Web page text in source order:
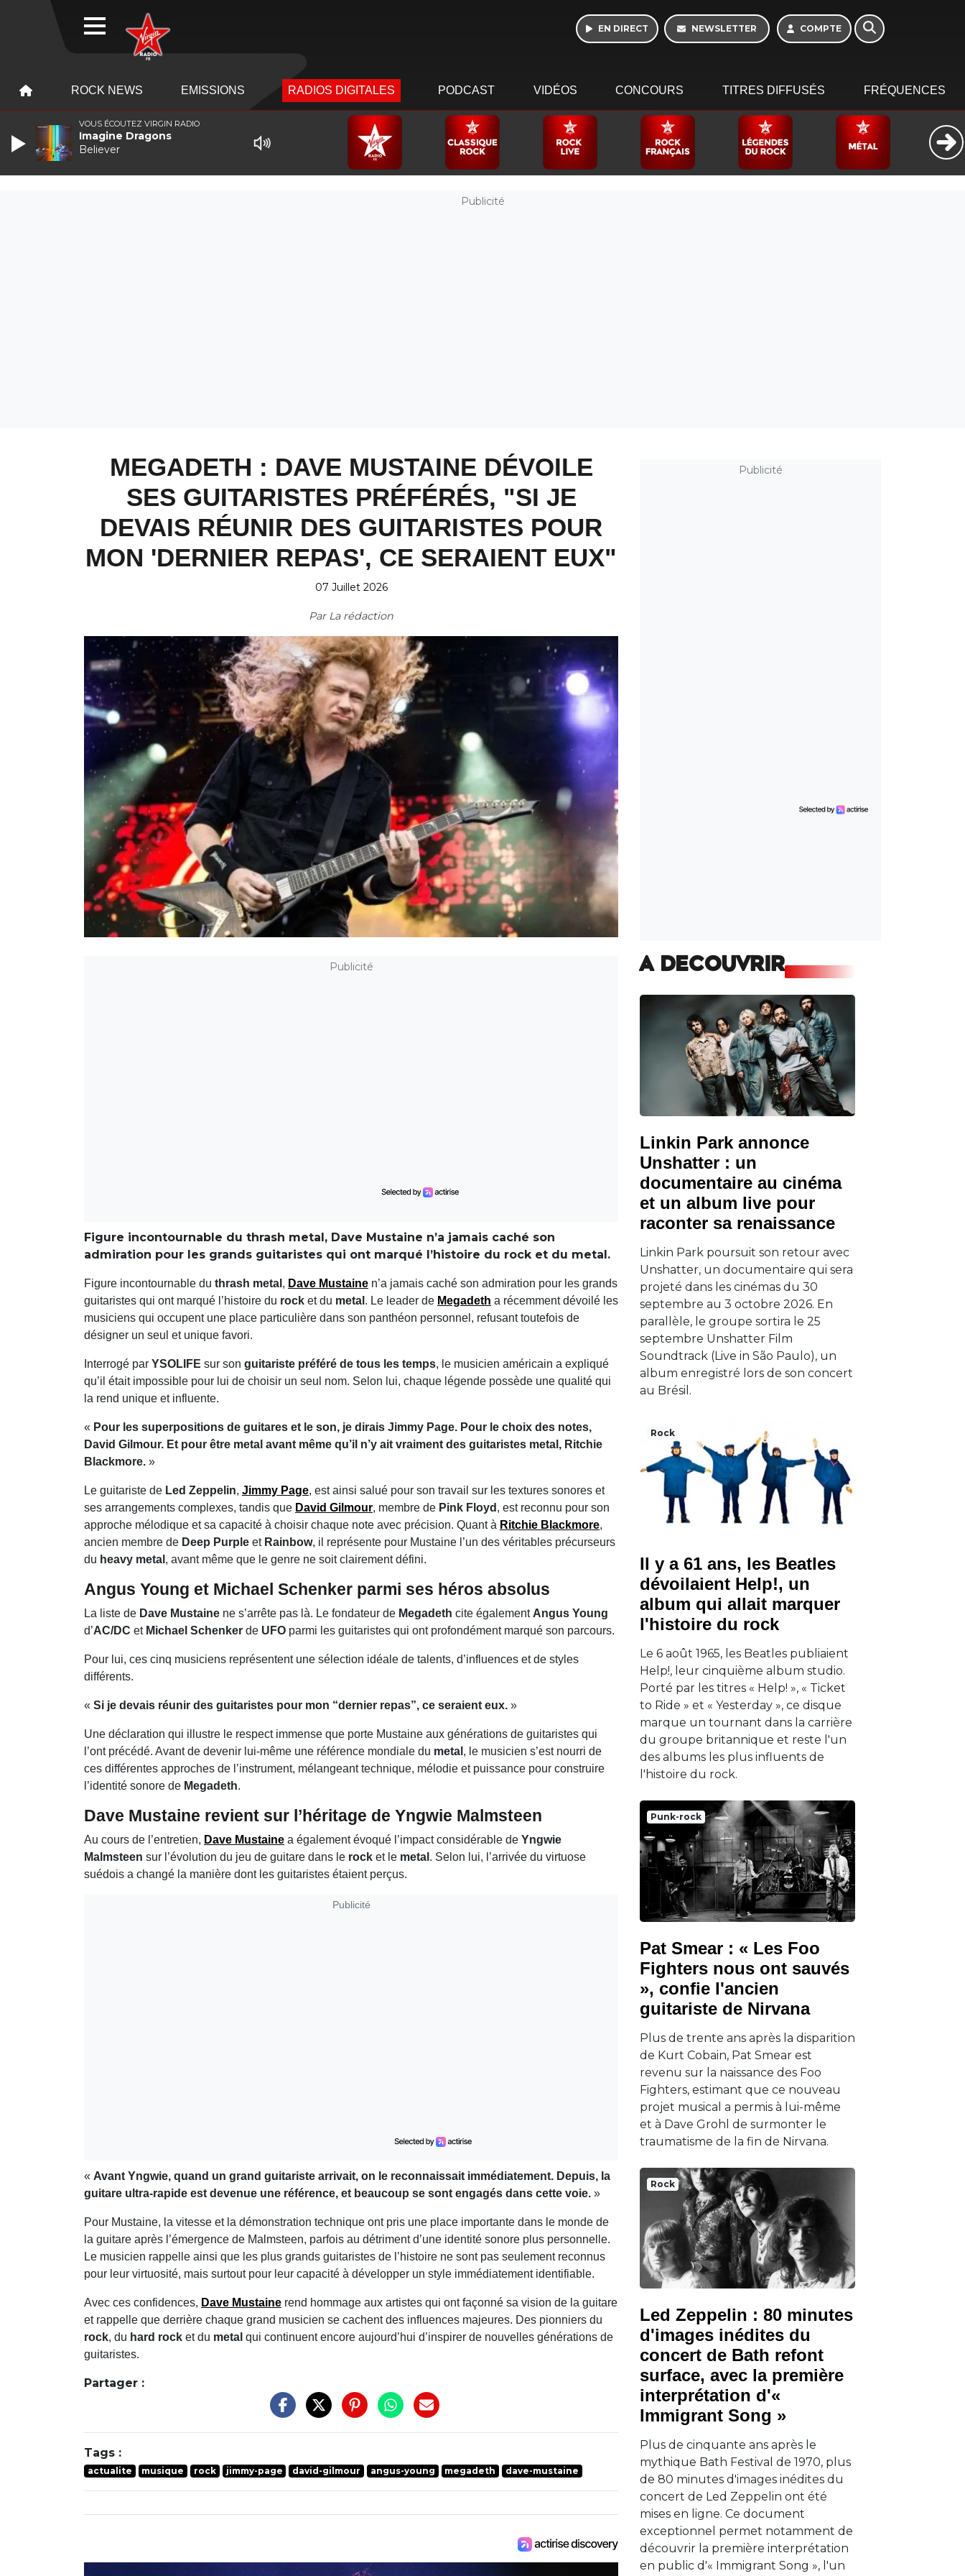
EN DIRECT NEWSLETTER COMPTE
ROCK NEWS EMISSIONS RADIOS DIGITALES PODCAST VIDÉOS CONCOURS TITRES DIFFUSÉS FRÉQUENCES
Publicité
MEGADETH : DAVE MUSTAINE DÉVOILE
SES GUITARISTES PRÉFÉRÉS, "SI JE
DEVAIS RÉUNIR DES GUITARISTES POUR
MON 'DERNIER REPAS', CE SERAIENT EUX"
07 Juillet 2026
Par La rédaction
Publicité
Figure incontournable du thrash metal, Dave Mustaine n’a jamais caché son
admiration pour les grands guitaristes qui ont marqué l’histoire du rock et du metal.
Figure incontournable du thrash metal , Dave Mustaine n’a jamais caché son admiration pour les grands
guitaristes qui ont marqué l’histoire du rock et du metal . Le leader de Megadeth a récemment dévoilé les
musiciens qui occupent une place particulière dans son panthéon personnel, refusant toutefois de
désigner un seul et unique favori.
Interrogé par YSOLIFE sur son guitariste préféré de tous les temps, le musicien américain a expliqué
qu’il était impossible pour lui de choisir un seul nom. Selon lui, chaque légende possède une qualité qui
la rend unique et influente.
« Pour les superpositions de guitares et le son, je dirais Jimmy Page. Pour le choix des notes,
David Gilmour. Et pour être metal avant même qu’il n’y ait vraiment des guitaristes metal, Ritchie
Blackmore. »
Le guitariste de Led Zeppelin, Jimmy Page, est ainsi salué pour son travail sur les textures sonores et
ses arrangements complexes, tandis que David Gilmour, membre de Pink Floyd , est reconnu pour son
approche mélodique et sa capacité à choisir chaque note avec précision. Quant à Ritchie Blackmore,
ancien membre de Deep Purple et Rainbow, il représente pour Mustaine l’un des véritables précurseurs
du heavy metal , avant même que le genre ne soit clairement défini.
Angus Young et Michael Schenker parmi ses héros absolus
La liste de Dave Mustaine ne s’arrête pas là. Le fondateur de Megadeth cite également Angus Young
d’AC/DC et Michael Schenker de UFO parmi les guitaristes qui ont profondément marqué son parcours.
Pour lui, ces cinq musiciens représentent une sélection idéale de talents, d’influences et de styles
différents.
« Si je devais réunir des guitaristes pour mon “dernier repas”, ce seraient eux. »
Une déclaration qui illustre le respect immense que porte Mustaine aux générations de guitaristes qui
l’ont précédé. Avant de devenir lui-même une référence mondiale du metal , le musicien s’est nourri de
ces différentes approches de l’instrument, mélangeant technique, mélodie et puissance pour construire
l’identité sonore de Megadeth.
Dave Mustaine revient sur l’héritage de Yngwie Malmsteen
Au cours de l’entretien, Dave Mustaine a également évoqué l’impact considérable de Yngwie
Malmsteen sur l’évolution du jeu de guitare dans le rock et le metal . Selon lui, l’arrivée du virtuose
suédois a changé la manière dont les guitaristes étaient perçus.
Publicité
« Avant Yngwie, quand un grand guitariste arrivait, on le reconnaissait immédiatement. Depuis, la
guitare ultra-rapide est devenue une référence, et beaucoup se sont engagés dans cette voie. »
Pour Mustaine, la vitesse et la démonstration technique ont pris une place importante dans le monde de
la guitare après l’émergence de Malmsteen, parfois au détriment d’une identité sonore plus personnelle.
Le musicien rappelle ainsi que les plus grands guitaristes de l’histoire ne sont pas seulement reconnus
pour leur virtuosité, mais surtout pour leur capacité à développer un style immédiatement identifiable.
Avec ces confidences, Dave Mustaine rend hommage aux artistes qui ont façonné sa vision de la guitare
et rappelle que derrière chaque grand musicien se cachent des influences majeures. Des pionniers du
rock, du hard rock et du metal qui continuent encore aujourd’hui d’inspirer de nouvelles générations de
guitaristes.
Partager :
Tags :
actualite musique rock jimmy-page david-gilmour angus-young megadeth dave-mustaine
Publicité
A DECOUVRIR
Linkin Park annonce
Unshatter : un
documentaire au cinéma
et un album live pour
raconter sa renaissance
Linkin Park poursuit son retour avec
Unshatter, un documentaire qui sera
projeté dans les cinémas du 30
septembre au 3 octobre 2026. En
parallèle, le groupe sortira le 25
septembre Unshatter Film
Soundtrack (Live in São Paulo), un
album enregistré lors de son concert
au Brésil.
Rock
Il y a 61 ans, les Beatles
dévoilaient Help!, un
album qui allait marquer
l'histoire du rock
Le 6 août 1965, les Beatles publiaient
Help!, leur cinquième album studio.
Porté par les titres « Help! », « Ticket
to Ride » et « Yesterday », ce disque
marque un tournant dans la carrière
du groupe britannique et reste l'un
des albums les plus influents de
l'histoire du rock.
Punk-rock
Pat Smear : « Les Foo
Fighters nous ont sauvés
», confie l'ancien
guitariste de Nirvana
Plus de trente ans après la disparition
de Kurt Cobain, Pat Smear est
revenu sur la naissance des Foo
Fighters, estimant que ce nouveau
projet musical a permis à lui-même
et à Dave Grohl de surmonter le
traumatisme de la fin de Nirvana.
Rock
Led Zeppelin : 80 minutes
d'images inédites du
concert de Bath refont
surface, avec la première
interprétation d'«
Immigrant Song »
Plus de cinquante ans après le
mythique Bath Festival de 1970, plus
de 80 minutes d'images inédites du
concert de Led Zeppelin ont été
mises en ligne. Ce document
exceptionnel permet notamment de
découvrir la première interprétation
en public d'« Immigrant Song », l'un
VOUS ÉCOUTEZ VIRGIN RADIO
Imagine Dragons
Believer
WEBRADIO